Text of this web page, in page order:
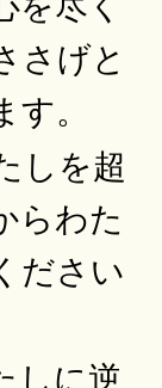
さげと
。
しを超
らわた
ださい
しに逆